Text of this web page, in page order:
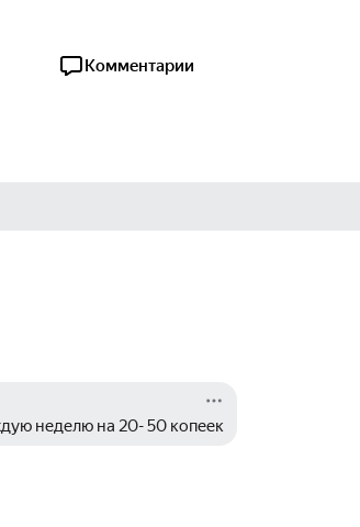
Комментарии
неделю на 20- 50 копеек